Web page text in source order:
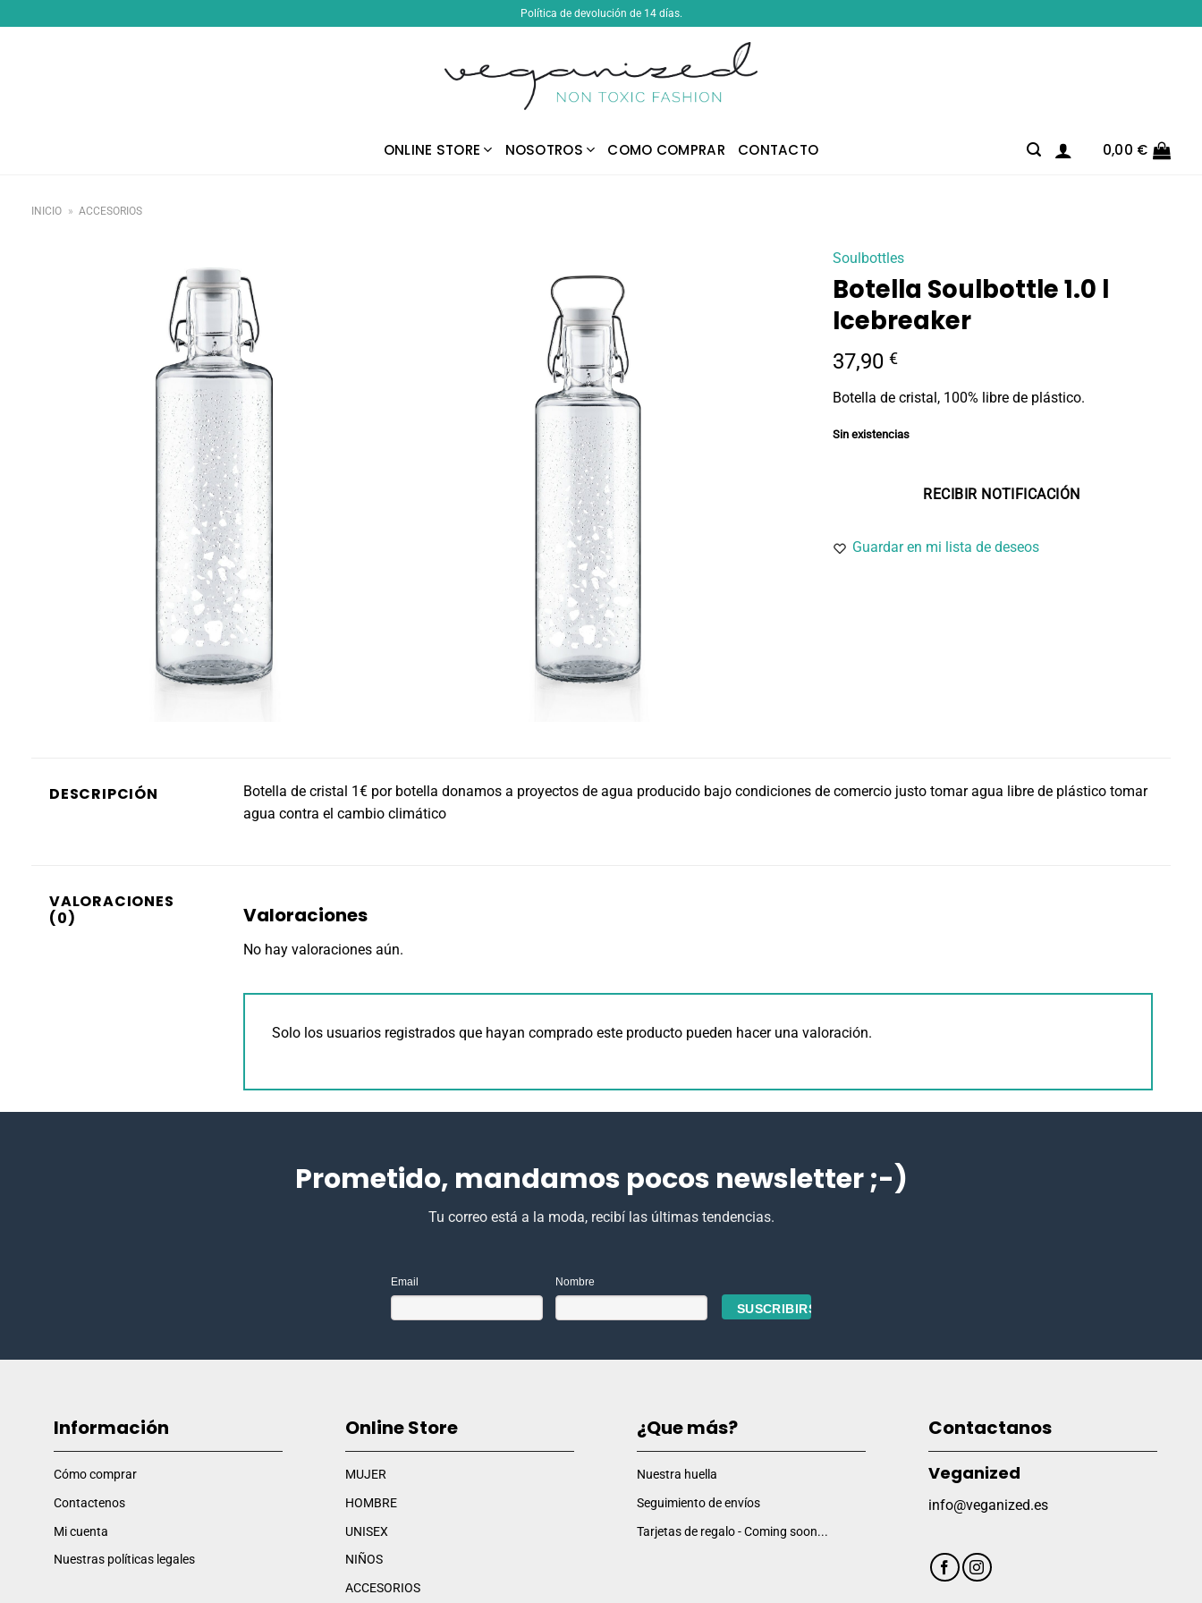
al
Política de devolución de 14 días.
ONLINE STORE NOSOTROS COMO COMPRAR CONTACTO 0,00 €
INICIO » ACCESORIOS
Soulbottles
Botella Soulbottle 1.0 l
Icebreaker
37,90 €
Botella de cristal, 100% libre de plástico.
Sin existencias
Guardar en mi lista de deseos
DESCRIPCIÓN
Botella de cristal 1€ por botella donamos a proyectos de agua producido bajo condiciones de comercio justo tomar agua libre de plástico tomar
agua contra el cambio climático
VALORACIONES
(0)
Valoraciones
No hay valoraciones aún.
Solo los usuarios registrados que hayan comprado este producto pueden hacer una valoración.
Prometido, mandamos pocos newsletter ;-)
Tu correo está a la moda, recibí las últimas tendencias.
Email Nombre
Información
Cómo comprar
Contactenos
Mi cuenta
Nuestras políticas legales
Online Store
MUJER
HOMBRE
UNISEX
NIÑOS
ACCESORIOS
¿Que más?
Nuestra huella
Seguimiento de envíos
Tarjetas de regalo - Coming soon...
Contactanos
Veganized
info@veganized.es